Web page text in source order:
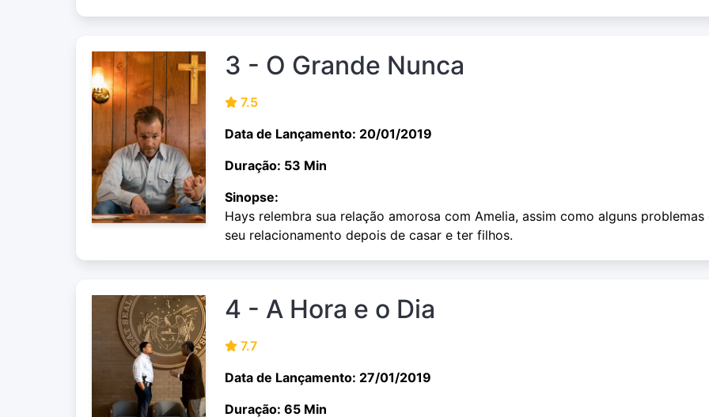
3 - O Grande Nunca
7.5
Data de Lançamento: 20/01/2019
Duração: 53 Min
Sinopse:
Hays relembra sua relação amorosa com Amelia, assim como alguns problemas
seu relacionamento depois de casar e ter filhos.
4 - A Hora e o Dia
7.7
Data de Lançamento: 27/01/2019
Duração: 65 Min